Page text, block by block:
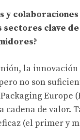
y
clave
la
no son
Europe
de valor.
(el primer y